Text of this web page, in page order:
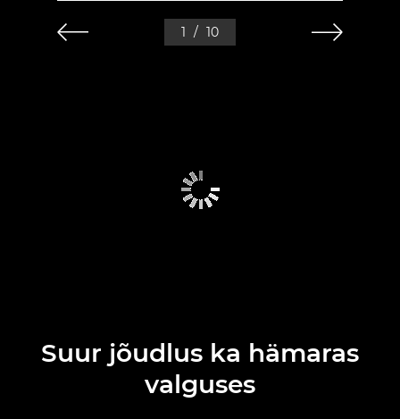
1 / 10
Suur jõudlus ka hämaras
valguses